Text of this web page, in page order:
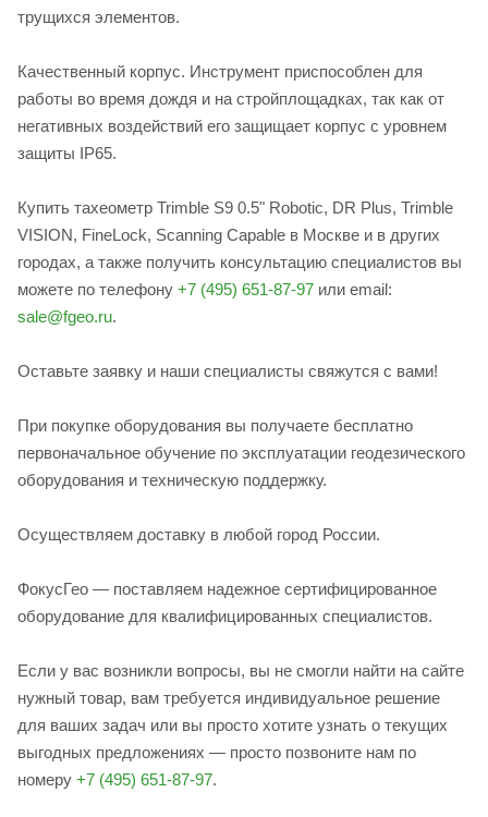
трущихся элементов.
Качественный корпус. Инструмент приспособлен для
работы во время дождя и на стройплощадках, так как от
негативных воздействий его защищает корпус с уровнем
защиты IP65.
Купить тахеометр Trimble S9 0.5" Robotic, DR Plus, Trimble
VISION, FineLock, Scanning Capable в Москве и в других
городах, а также получить консультацию специалистов вы
можете по телефону +7 (495) 651-87-97 или email:
sale@fgeo.ru.
Оставьте заявку и наши специалисты свяжутся с вами!
При покупке оборудования вы получаете бесплатно
первоначальное обучение по эксплуатации геодезического
оборудования и техническую поддержку.
Осуществляем доставку в любой город России.
ФокусГео — поставляем надежное сертифицированное
оборудование для квалифицированных специалистов.
Если у вас возникли вопросы, вы не смогли найти на сайте
нужный товар, вам требуется индивидуальное решение
для ваших задач или вы просто хотите узнать о текущих
выгодных предложениях — просто позвоните нам по
номеру +7 (495) 651-87-97.